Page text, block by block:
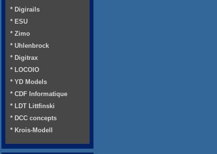
* Digirails
* ESU
* Zimo
* Uhlenbrock
* Digitrax
* LOCOIO
* YD Models
* CDF Informatique
* LDT Littfinski
* DCC concepts
* Krois-Modell